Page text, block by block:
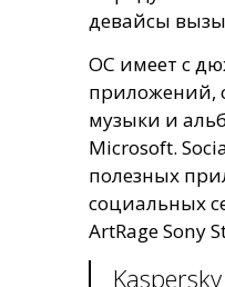
девайсы
ОС имеет с
приложений,
музыки и
Microsoft.
полезных
социальных
ArtRage Sony